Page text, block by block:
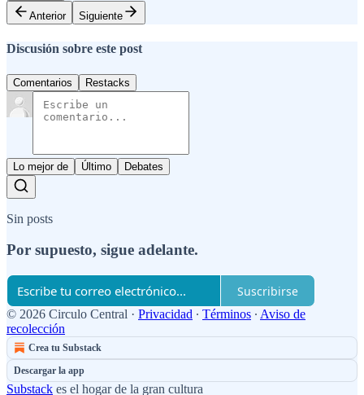
Anterior
Siguiente
Discusión sobre este post
Comentarios Restacks
Lo mejor de Último Debates
Sin posts
Por supuesto, sigue adelante.
Suscribirse
© 2026 Circulo Central · Privacidad ∙ Términos ∙ Aviso de
recolección
Crea tu Substack
Descargar la app
Substack es el hogar de la gran cultura